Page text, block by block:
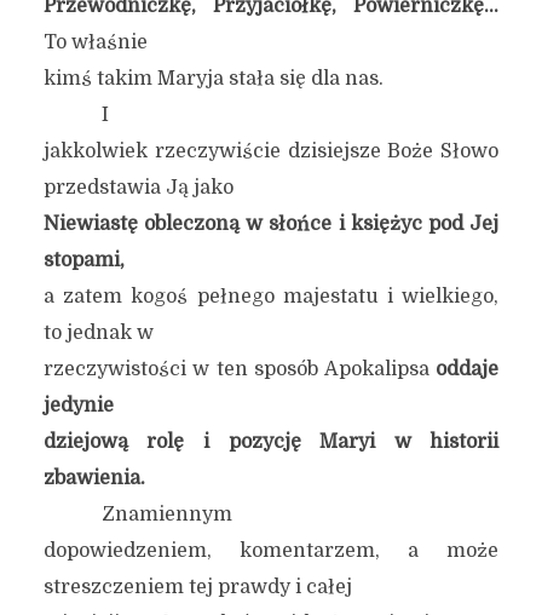
Przewodniczkę, Przyjaciółkę, Powierniczkę…
To właśnie
kimś takim Maryja stała się dla nas.
I
jakkolwiek rzeczywiście dzisiejsze Boże Słowo
przedstawia Ją jako
Niewiastę obleczoną w słońce i księżyc pod Jej
stopami,
a zatem kogoś pełnego majestatu i wielkiego,
to jednak w
rzeczywistości w ten sposób Apokalipsa oddaje
jedynie
dziejową rolę i pozycję Maryi w historii
zbawienia.
Znamiennym
dopowiedzeniem, komentarzem, a może
streszczeniem tej prawdy i całej